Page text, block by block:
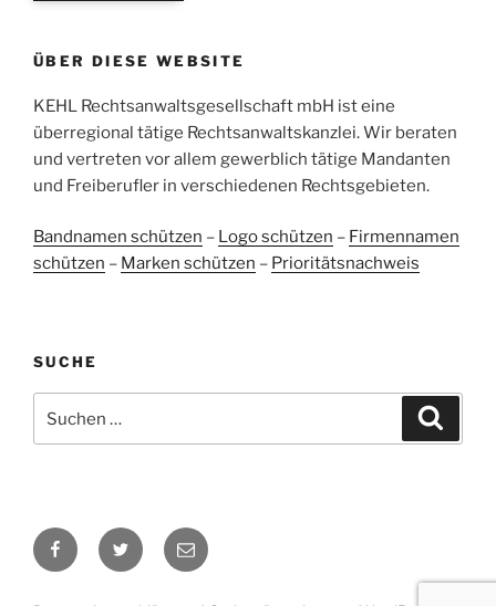
Bewertungen auf
ProvenExpert.com
Bewertungen von
2
anderen Quellen
Blick aufs ProvenExpert-Profil werfen
ÜBER DIESE WEBSITE
KEHL Rechtsanwaltsgesellschaft mbH ist eine
überregional tätige Rechtsanwaltskanzlei. Wir beraten
und vertreten vor allem gewerblich tätige Mandanten
und Freiberufler in verschiedenen Rechtsgebieten.
Bandnamen schützen – Logo schützen – Firmennamen
schützen – Marken schützen – Prioritätsnachweis
SUCHE
nach:
FacebookTwitter E-
Mail